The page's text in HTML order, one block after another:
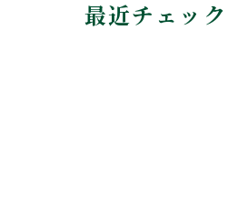
最近チェッ